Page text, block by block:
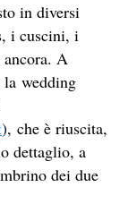
in diversi
i cuscini, i
ancora. A
la wedding
), che è riuscita,
dettaglio, a
dei due